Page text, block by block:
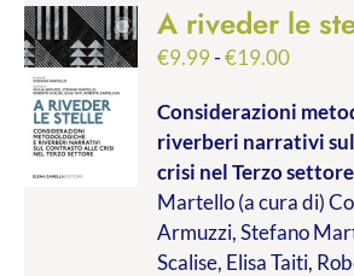
A riveder le
€9.99-€19.00Fascia
prezzo:
da
€9.99
a
€19.00
Considerazioni
riverberi narrativi
crisi nel Terzo settore
Martello (a cura di)
Armuzzi, Stefano
Scalise, Elisa Taiti,